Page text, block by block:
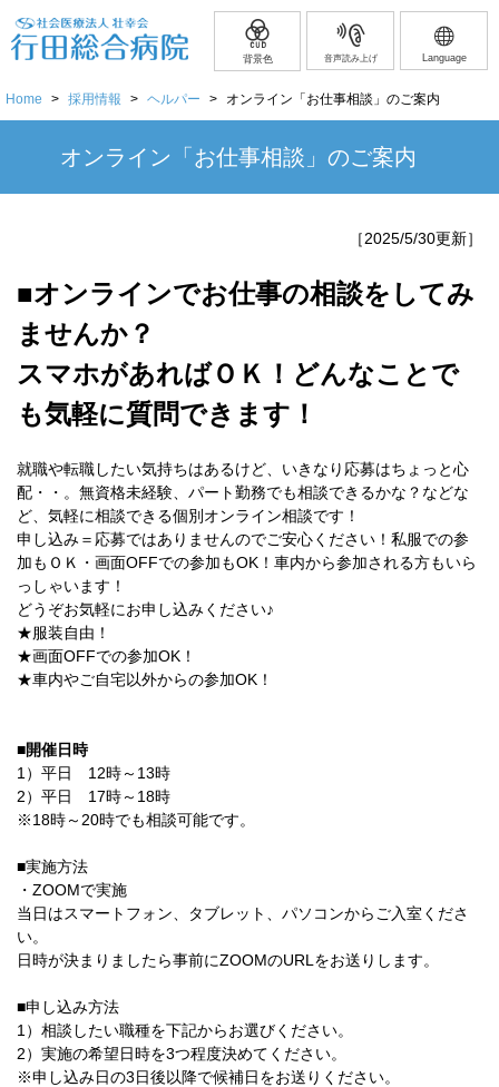
背景色 音声読み上げ Language
Home > 採用情報 > ヘルパー > オンライン「お仕事相談」のご案内
オンライン「お仕事相談」のご案内
［2025/5/30更新］
■オンラインでお仕事の相談をしてみ
ませんか？
スマホがあればＯＫ！どんなことで
も気軽に質問できます！
就職や転職したい気持ちはあるけど、いきなり応募はちょっと心
配・・。無資格未経験、パート勤務でも相談できるかな？などな
ど、気軽に相談できる個別オンライン相談です！
申し込み＝応募ではありませんのでご安心ください！私服での参
加もＯＫ・画面OFFでの参加もOK！車内から参加される方もいら
っしゃいます！
どうぞお気軽にお申し込みください♪
★服装自由！
★画面OFFでの参加OK！
★車内やご自宅以外からの参加OK！
■開催日時
1）平日 12時～13時
2）平日 17時～18時
※18時～20時でも相談可能です。
■実施方法
・ZOOMで実施
当日はスマートフォン、タブレット、パソコンからご入室くださ
い。
日時が決まりましたら事前にZOOMのURLをお送りします。
■申し込み方法
1）相談したい職種を下記からお選びください。
2）実施の希望日時を3つ程度決めてください。
※申し込み日の3日後以降で候補日をお送りください。